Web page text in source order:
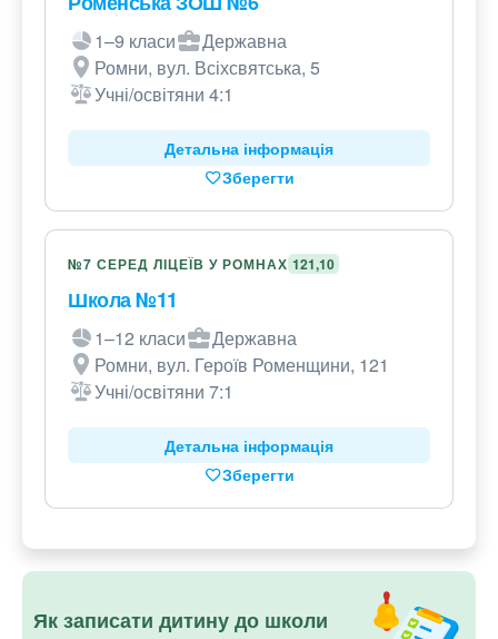
1–9 класи
Державна
Ромни, вул. Всіхсвятська, 5
Учні/освітяни 4:1
Детальна інформація
Зберегти
№7 СЕРЕД ЛІЦЕЇВ У РОМНАХ 121,10
Школа №11
1–12 класи
Державна
Ромни, вул. Героїв Роменщини, 121
Учні/освітяни 7:1
Детальна інформація
Зберегти
Як записати дитину до школи